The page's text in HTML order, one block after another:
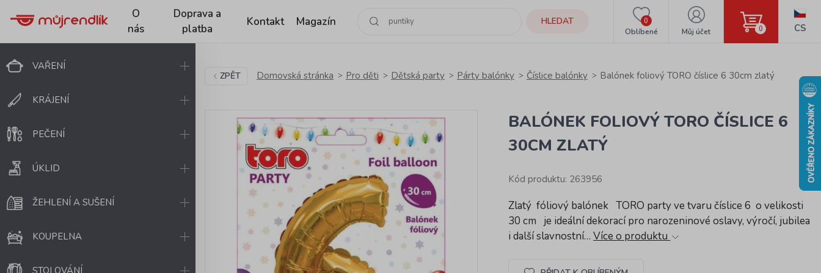
O
nás
Doprava a
platba
Kontakt Magazín HLEDAT
Oblíbené
0
Můj účet 0 CS
VAŘENÍ
KRÁJENÍ
PEČENÍ
ÚKLID
ŽEHLENÍ A SUŠENÍ
KOUPELNA
STOLOVÁNÍ
ZPĚT Domovská stránka Pro děti Dětská party Párty balónky Číslice balónky Balónek foliový TORO číslice 6 30cm zlatý
BALÓNEK FOLIOVÝ TORO ČÍSLICE 6
30CM ZLATÝ
Kód produktu: 263956
Zlatý fóliový balónek TORO party ve tvaru číslice 6 o velikosti
30 cm je ideální dekorací pro narozeninové oslavy, výročí, jubilea
i další slavnostní…Více o produktu